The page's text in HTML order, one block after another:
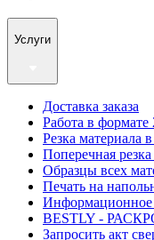
Услуги
Доставка заказа
Работа в формате
Резка материала
Поперечная
Образцы всех
Печать на
Информационное
BESTLY -
Запросить акт